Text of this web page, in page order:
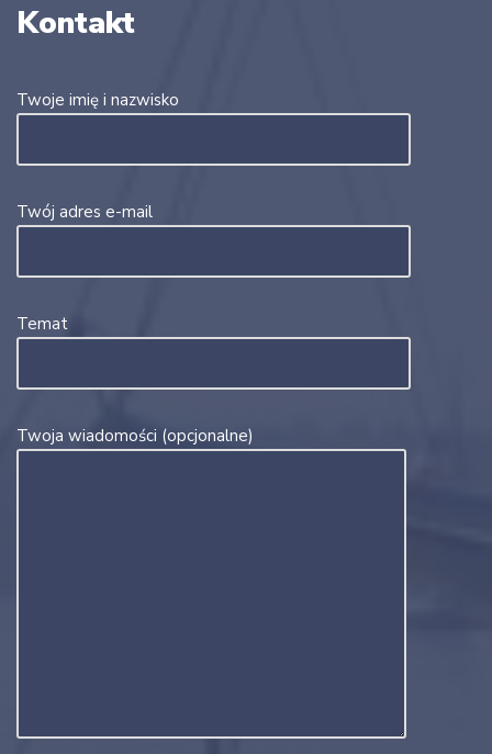
Kontakt
Twoje imię i nazwisko
Twój adres e-mail
Temat
Twoja wiadomości (opcjonalne)